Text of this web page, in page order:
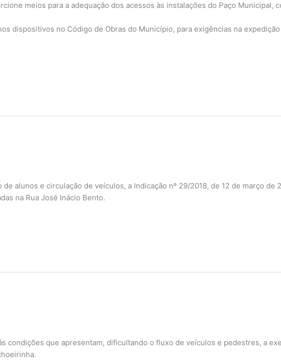
meios para a adequação dos acessos às instalações do Paço Municipal,
dispositivos no Código de Obras do Município, para exigências na
alunos e circulação de veículos, a Indicação nº 29/2018, de 12 de março de
na Rua José Inácio Bento.
condições que apresentam, dificultando o fluxo de veículos e pedestres, a